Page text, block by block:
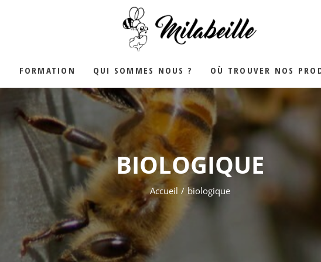
FORMATION QUI SOMMES NOUS ? OÙ TROUVER NOS
LA PROPOLIS
BIOLOGIQUE
Accueil biologique